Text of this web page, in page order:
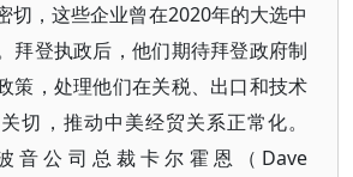
切，这些企业曾在2020年的大选中
拜登执政后，他们期待拜登政府制
策，处理他们在关税、出口和技术
切，推动中美经贸关系正常化。
音公司总裁卡尔霍恩（Dave